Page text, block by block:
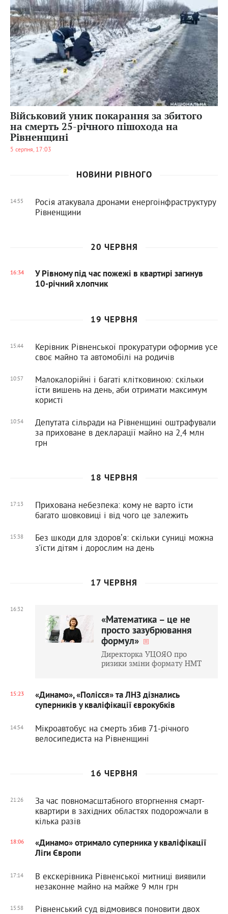
Військовий уник покарання за збитого
на смерть 25-річного пішохода на
Рівненщині
5 серпня, 17:03
НОВИНИ РІВНОГО
14:55
Росія атакувала дронами енергоінфраструктуру
Рівненщини
20 ЧЕРВНЯ
16:34
У Рівному під час пожежі в квартирі загинув
10-річний хлопчик
19 ЧЕРВНЯ
15:44
Керівник Рівненської прокуратури оформив усе
своє майно та автомобілі на родичів
10:57
Малокалорійні і багаті клітковиною: скільки
їсти вишень на день, аби отримати максимум
користі
10:54
Депутата сільради на Рівненщині оштрафували
за приховане в декларації майно на 2,4 млн
грн
18 ЧЕРВНЯ
17:13
Прихована небезпека: кому не варто їсти
багато шовковиці і від чого це залежить
15:38
Без шкоди для здоровʼя: скільки суниці можна
з’їсти дітям і дорослим на день
17 ЧЕРВНЯ
16:32
«Математика – це не
просто зазубрювання
формул»
Директорка УЦОЯО про
ризики зміни формату НМТ
15:23
«Динамо», «Полісся» та ЛНЗ дізнались
суперників у кваліфікації єврокубків
14:54
Мікроавтобус на смерть збив 71-річного
велосипедиста на Рівненщині
16 ЧЕРВНЯ
21:26
За час повномасштабного вторгнення смарт-
квартири в західних областях подорожчали в
кілька разів
18:06
«Динамо» отримало суперника у кваліфікації
Ліги Європи
17:14
В екскерівника Рівненської митниці виявили
незаконне майно на майже 9 млн грн
15:58
Рівненський суд відмовився поновити двох